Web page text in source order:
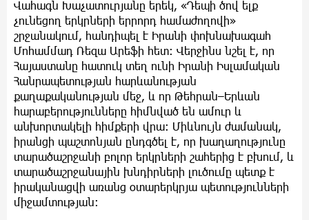
Վահագն Խաչատուրյանը երեկ, «Դեպի ծով ելք
չունեցող երկրների երրորդ համաժողովի»
շրջանակում, հանդիպել է Իրանի փոխնախագահ
Մոհամմադ Ռեզա Արեֆի հետ։ Վերջինս նշել է, որ
Հայաստանը հատուկ տեղ ունի Իրանի Իսլամական
Հանրապետության հարևանության
քաղաքականության մեջ, և որ Թեհրան–Երևան
հարաբերությունները հիմնված են ամուր և
անխորտակելի հիմքերի վրա։ Միևնույն ժամանակ,
իրանցի պաշտոնյան ընդգծել է, որ խաղաղությունը
տարածաշրջանի բոլոր երկրների շահերից է բխում, և
տարածաշրջանային խնդիրների լուծումը պետք է
իրականացվի առանց օտարերկրյա պետությունների
միջամտության։